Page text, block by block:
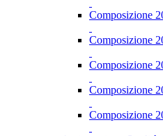
Composizione
Composizione
Composizione
Composizione
Composizione